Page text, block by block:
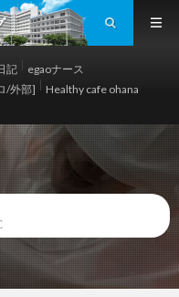
記
egaoナース
/外部]
Healthy cafe ohana